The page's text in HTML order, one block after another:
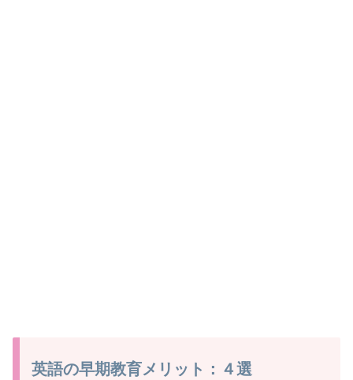
英語の早期教育メリット：４選